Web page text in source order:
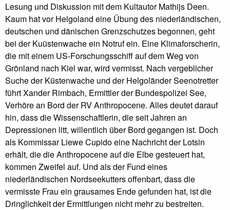
Lesung und Diskussion mit dem Kultautor Mathijs Deen.
Kaum hat vor Helgoland eine Übung des niederländischen,
deutschen und dänischen Grenzschutzes begonnen, geht
bei der Kuüstenwache ein Notruf ein. Eine Klimaforscherin,
die mit einem US-Forschungsschiff auf dem Weg von
Grönland nach Kiel war, wird vermisst. Nach vergeblicher
Suche der Küstenwache und der Helgoländer Seenotretter
führt Xander Rimbach, Ermittler der Bundespolizei See,
Verhöre an Bord der RV Anthropocene. Alles deutet darauf
hin, dass die Wissenschaftlerin, die seit Jahren an
Depressionen litt, willentlich über Bord gegangen ist. Doch
als Kommissar Liewe Cupido eine Nachricht der Lotsin
erhält, die die Anthropocene auf die Elbe gesteuert hat,
kommen Zweifel auf. Und als der Fund eines
niederländischen Nordseekutters offenbart, dass die
vermisste Frau ein grausames Ende gefunden hat, ist die
Dringlichkeit der Ermittlungen nicht mehr zu bestreiten.